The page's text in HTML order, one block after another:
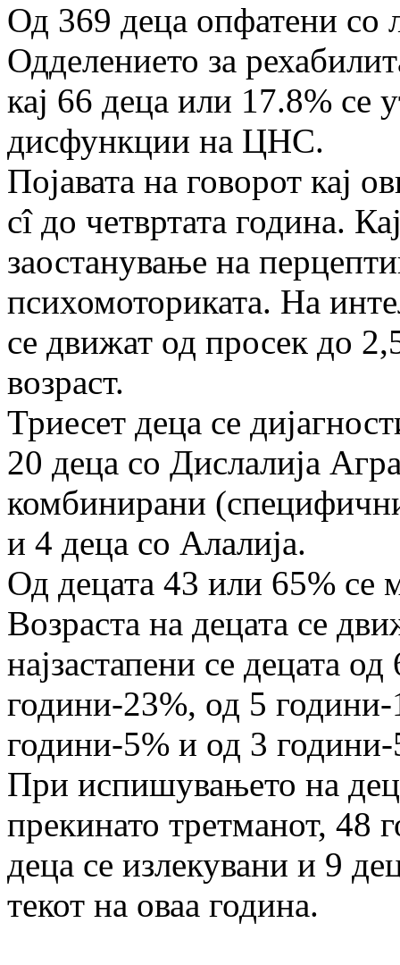
Од 369 деца опфатени со
Одделението за
кај 66 деца или 17.8% се
дисфункции на ЦНС.
Појавата на говорот кај
сî до четвртата година.
заостанување на
психомоториката. На
се движат од просек до
возраст.
Триесет деца се
20 деца со Дислалија
комбинирани
и 4 деца со Алалија.
Од децата 43 или 65% се
Возраста на децата се
најзастапени се децата
години-23%, од 5
години-5% и од 3
При испишувањето на
прекинато третманот, 48
деца се излекувани и 9
текот на оваа година.